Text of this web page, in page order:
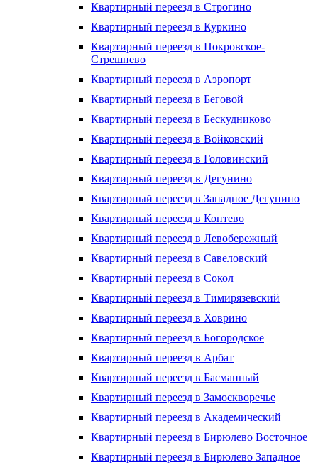
Квартирный переезд в Строгино
Квартирный переезд в Куркино
Квартирный переезд в Покровское-
Стрешнево
Квартирный переезд в Аэропорт
Квартирный переезд в Беговой
Квартирный переезд в Бескудниково
Квартирный переезд в Войковский
Квартирный переезд в Головинский
Квартирный переезд в Дегунино
Квартирный переезд в Западное Дегунино
Квартирный переезд в Коптево
Квартирный переезд в Левобережный
Квартирный переезд в Савеловский
Квартирный переезд в Сокол
Квартирный переезд в Тимирязевский
Квартирный переезд в Ховрино
Квартирный переезд в Богородское
Квартирный переезд в Арбат
Квартирный переезд в Басманный
Квартирный переезд в Замоскворечье
Квартирный переезд в Академический
Квартирный переезд в Бирюлево Восточное
Квартирный переезд в Бирюлево Западное